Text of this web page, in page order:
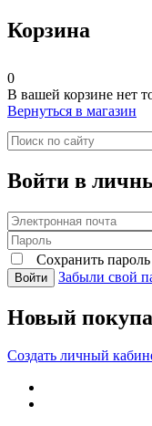
Корзина
0
В вашей корзине нет
Вернуться в магазин
Войти в
Сохранить пароль
Войти Забыли свой
Новый
Создать личный